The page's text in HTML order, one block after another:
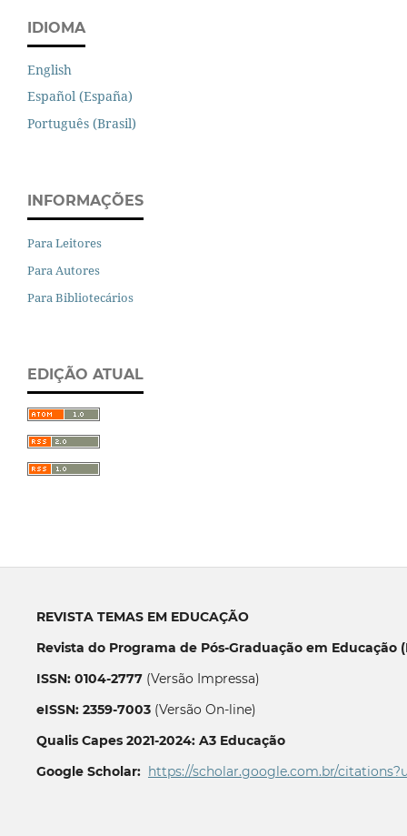
IDIOMA
English
Español (España)
Português (Brasil)
INFORMAÇÕES
Para Leitores
Para Autores
Para Bibliotecários
EDIÇÃO ATUAL
REVISTA TEMAS EM EDUCAÇÃO
Revista do Programa de Pós-Graduação em Educação
ISSN: 0104-2777(Versão Impressa)
eISSN: 2359-7003(Versão On-line)
Qualis Capes 2021-2024: A3 Educação
Google Scholar: https://scholar.google.com.br/